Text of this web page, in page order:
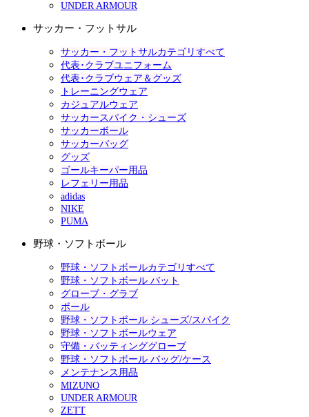
UNDER ARMOUR
サッカー・フットサル
サッカー・フットサルカテゴリすべて
代表･クラブユニフォーム
代表･クラブウェア＆グッズ
トレーニングウェア
カジュアルウェア
サッカースパイク・シューズ
サッカーボール
サッカーバッグ
グッズ
ゴールキーパー用品
レフェリー用品
adidas
NIKE
PUMA
野球・ソフトボール
野球・ソフトボールカテゴリすべて
野球・ソフトボール バット
グローブ・グラブ
ボール
野球・ソフトボール シューズ/スパイク
野球・ソフトボールウェア
守備・バッティンググローブ
野球・ソフトボール バッグ/ケース
メンテナンス用品
MIZUNO
UNDER ARMOUR
ZETT